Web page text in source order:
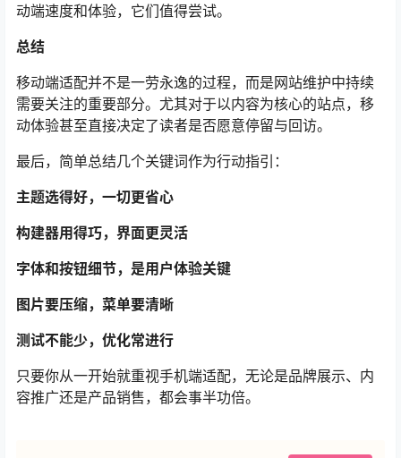
动端速度和体验，它们值得尝试。
总结
移动端适配并不是一劳永逸的过程，而是网站维护中持续
需要关注的重要部分。尤其对于以内容为核心的站点，移
动体验甚至直接决定了读者是否愿意停留与回访。
最后，简单总结几个关键词作为行动指引：
主题选得好，一切更省心
构建器用得巧，界面更灵活
字体和按钮细节，是用户体验关键
图片要压缩，菜单要清晰
测试不能少，优化常进行
只要你从一开始就重视手机端适配，无论是品牌展示、内
容推广还是产品销售，都会事半功倍。